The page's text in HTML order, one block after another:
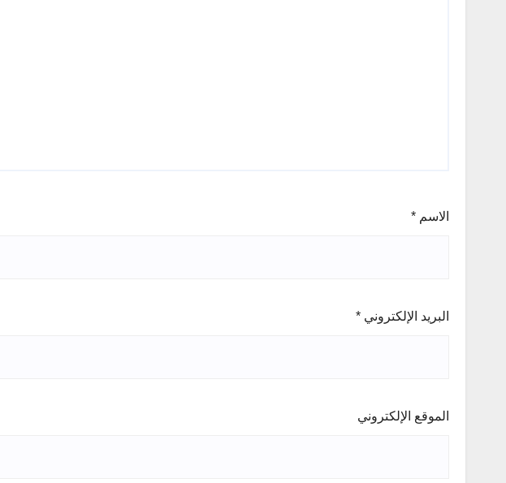
الاسم *
البريد الإلكتروني *
الموقع الإلكتروني